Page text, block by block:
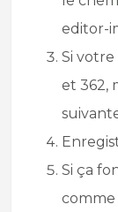
editor-
Si
et 362,
Si ça
comme